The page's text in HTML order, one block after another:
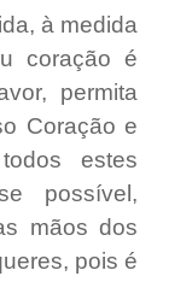
à medida
coração é
permita
Coração e
estes
possível,
mãos dos
pois é